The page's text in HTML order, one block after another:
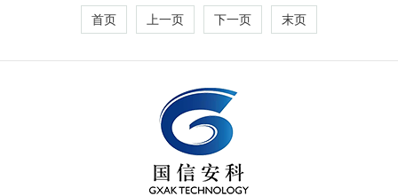
首页 上一页 下一页 末页